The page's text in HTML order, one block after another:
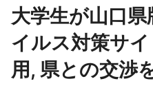
大学生が山口
イルス対策サ
用, 県との交渉